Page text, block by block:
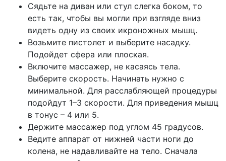
Сядьте на диван или стул слегка боком, то
есть так, чтобы вы могли при взгляде вниз
видеть одну из своих икроножных мышц.
Возьмите пистолет и выберите насадку.
Подойдет сфера или плоская.
Включите массажер, не касаясь тела.
Выберите скорость. Начинать нужно с
минимальной. Для расслабляющей процедуры
подойдут 1–3 скорости. Для приведения мышц
в тонус – 4 или 5.
Держите массажер под углом 45 градусов.
Ведите аппарат от нижней части ноги до
колена, не надавливайте на тело. Сначала